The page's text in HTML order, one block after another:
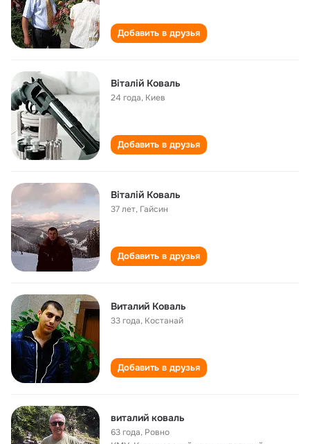
Добавить в друзья
Віталій Коваль
24 года, Киев
Добавить в друзья
Віталій Коваль
37 лет, Гайсин
Добавить в друзья
Виталий Коваль
33 года, Костанай
Добавить в друзья
виталий коваль
63 года, Ровно